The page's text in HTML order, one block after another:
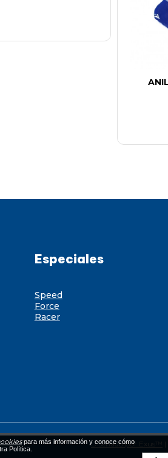
Especiales
Speed
Force
Racer
Diseñado por Exus™
para más información y conoce cómo
Política.